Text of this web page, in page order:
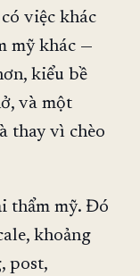
việc khác
mỹ khác —
kiểu bề
và một
thay vì chèo
thẩm mỹ. Đó
khoảng
post,